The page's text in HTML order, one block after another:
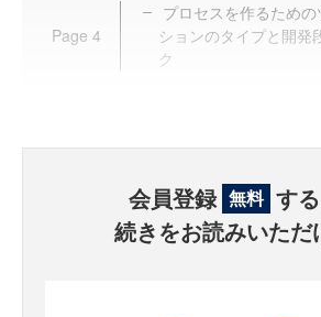
Page 4
プロセスを作るため
ションのタイプと開発
ク
会員登録 無料 する
続きをお読みいただ